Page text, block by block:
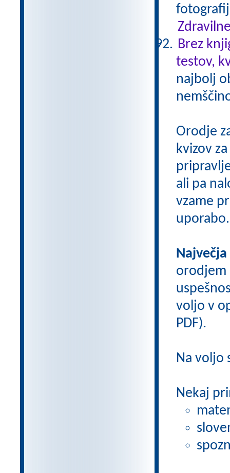
Brez
testov,
najbolj
Orodje
kvizov za
ali pa
vzame
uporabo.
orodjem
voljo v
PDF).
Na voljo
Nekaj